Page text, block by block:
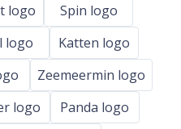
logo
Spin logo
logo
Katten logo
Zeemeermin logo
logo
Panda logo